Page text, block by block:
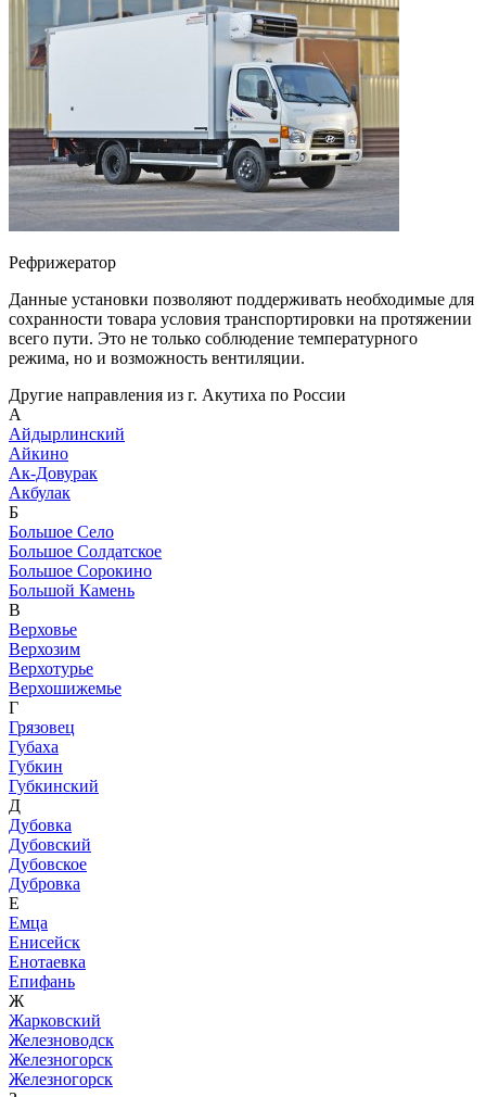
Рефрижератор
Данные установки позволяют поддерживать необходимые для
сохранности товара условия транспортировки на протяжении
всего пути. Это не только соблюдение температурного
режима, но и возможность вентиляции.
Другие направления из г. Акутиха по России
А
Айдырлинский
Айкино
Ак-Довурак
Акбулак
Б
Большое Село
Большое Солдатское
Большое Сорокино
Большой Камень
В
Верховье
Верхозим
Верхотурье
Верхошижемье
Г
Грязовец
Губаха
Губкин
Губкинский
Д
Дубовка
Дубовский
Дубовское
Дубровка
Е
Емца
Енисейск
Енотаевка
Епифань
Ж
Жарковский
Железноводск
Железногорск
Железногорск